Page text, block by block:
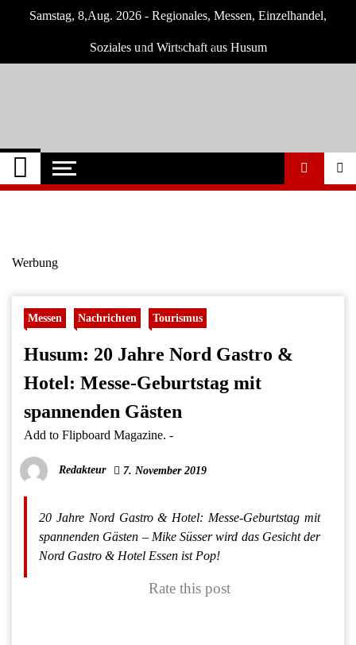
Samstag, 8,Aug. 2026 - Regionales, Messen, Einzelhandel,
Soziales und Wirtschaft aus Husum
Husum-Online
Nachrichten
Nachrichten und Events für Husum und
Umgebung
Werbung
Messen Nachrichten Tourismus
Husum: 20 Jahre Nord Gastro &
Hotel: Messe-Geburtstag mit
spannenden Gästen
Add to Flipboard Magazine. -
Redakteur 7. November 2019
20 Jahre Nord Gastro & Hotel: Messe-Geburtstag mit
spannenden Gästen – Mike Süsser wird das Gesicht der
Nord Gastro & Hotel Essen ist Pop!
Rate this post